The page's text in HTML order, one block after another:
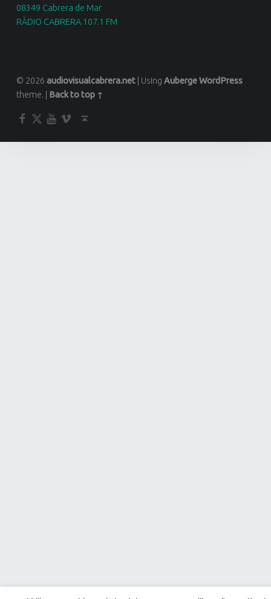
08349 Cabrera de Mar
RÀDIO CABRERA 107.1 FM
© 2026 audiovisualcabrera.net Using AubergeWordPress
theme.
Back to top ↑
Facebook
TwitterYouTube
Vimeo